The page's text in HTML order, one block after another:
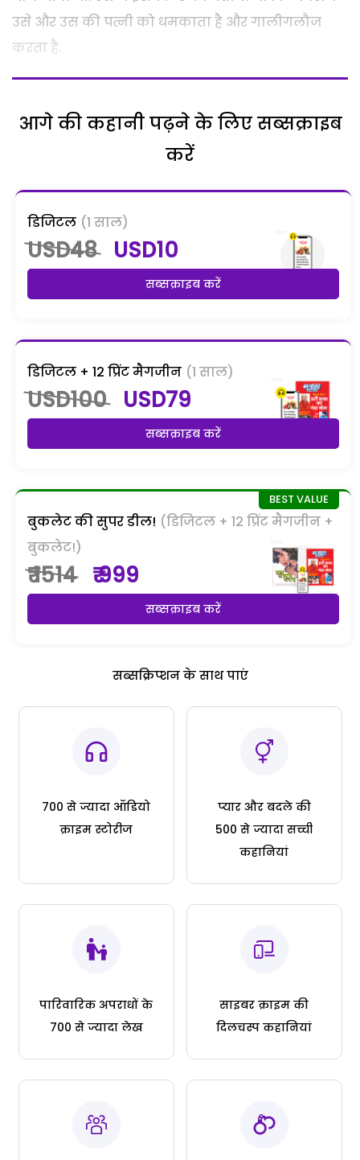
उसे और उस की पत्नी को धमकाता है और गालीगलौज
करता है.
आगे की कहानी पढ़ने के लिए सब्सक्राइब
करें
डिजिटल (1 साल)
USD48 USD10
सब्सक्राइब करें
डिजिटल + 12 प्रिंट मैगजीन (1 साल)
USD100 USD79
सब्सक्राइब करें
बुकलेट की सुपर डील! (डिजिटल + 12 प्रिंट मैगजीन +
बुकलेट!)
₹ 1514 ₹ 999
सब्सक्राइब करें
सब्सक्रिप्शन के साथ पाएं
700 से ज्यादा ऑडियो
क्राइम स्टोरीज
प्यार और बदले की
500 से ज्यादा सच्ची
कहानियां
पारिवारिक अपराधों के
700 से ज्यादा लेख
साइबर क्राइम की
दिलचस्प कहानियां